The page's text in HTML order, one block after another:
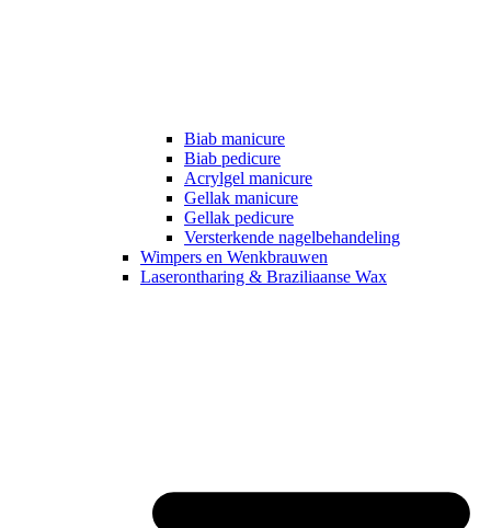
Biab manicure
Biab pedicure
Acrylgel manicure
Gellak manicure
Gellak pedicure
Versterkende nagelbehandeling
Wimpers en Wenkbrauwen
Laserontharing & Braziliaanse Wax